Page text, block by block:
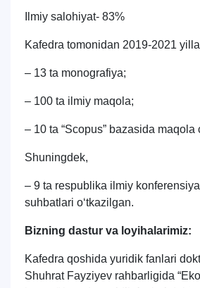
Ilmiy salohiyat- 83%
Kafedra tomonidan 2019-2021
– 13 ta monografiya;
– 100 ta ilmiy maqola;
– 10 ta “Scopus” bazasida maqola
Shuningdek,
– 9 ta respublika ilmiy
suhbatlari o‘tkazilgan.
Bizning dastur va loyihalarimiz:
Kafedra qoshida yuridik fanlari
Shuhrat Fayziyev rahbarligida